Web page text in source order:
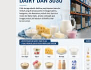
Katalog